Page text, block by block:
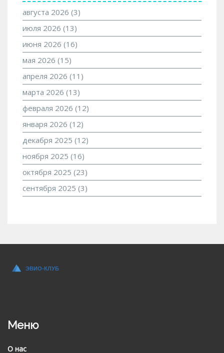
августа 2026 (3)
июля 2026 (13)
июня 2026 (16)
мая 2026 (15)
апреля 2026 (11)
марта 2026 (13)
февраля 2026 (12)
января 2026 (12)
декабря 2025 (12)
ноября 2025 (16)
октября 2025 (23)
сентября 2025 (3)
Меню
О нас